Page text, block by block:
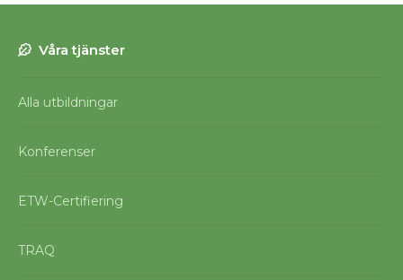
Våra tjänster
Alla utbildningar
Konferenser
ETW-Certifiering
TRAQ